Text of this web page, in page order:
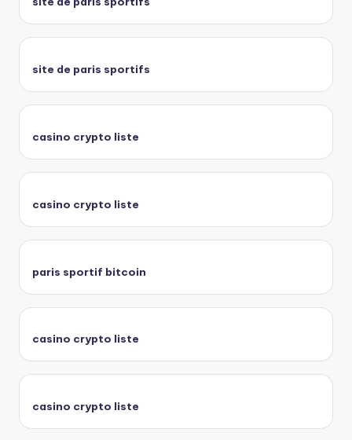
site de paris sportifs
casino crypto liste
casino crypto liste
paris sportif bitcoin
casino crypto liste
casino crypto liste